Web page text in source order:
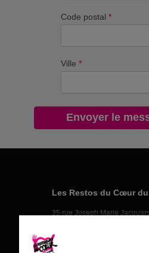
Code postal *
Ville *
Les Restos du Cœur
35 rue Joseph Marie
04 75 41 21 25